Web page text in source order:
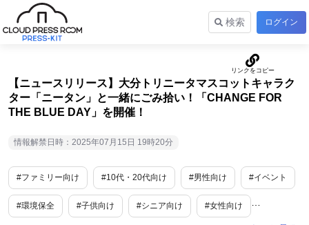
検索 ログイン
【ニュースリリース】大分トリニータマスコットキャラク
ター「ニータン」と一緒にごみ拾い！「CHANGE FOR
THE BLUE DAY」を開催！
情報解禁日時：2025年07月15日 19時20分
#ファミリー向け #10代・20代向け #男性向け #イベント
#環境保全 #子供向け #シニア向け #女性向け